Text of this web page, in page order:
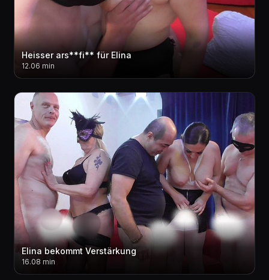
Heisser ars**fi** für Elina
12.06 min
Elina bekommt Verstärkung
16.08 min